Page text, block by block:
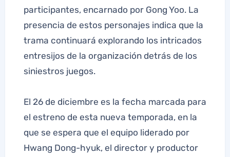
participantes, encarnado por Gong Yoo. La
presencia de estos personajes indica que la
trama continuará explorando los intricados
entresijos de la organización detrás de los
siniestros juegos.
El 26 de diciembre es la fecha marcada para
el estreno de esta nueva temporada, en la
que se espera que el equipo liderado por
Hwang Dong-hyuk, el director y productor